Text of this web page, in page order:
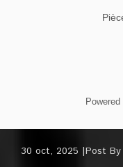
Powered
30 oct, 2025 Post